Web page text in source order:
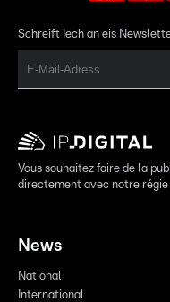
Schreift Iech an eis
Vous souhaitez faire de la
directement avec notre
News
National
International